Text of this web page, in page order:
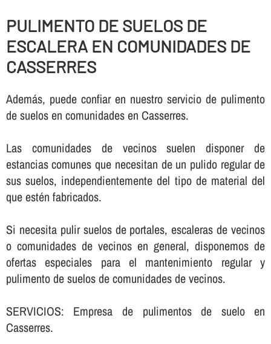
PULIMENTO DE SUELOS DE
ESCALERA EN COMUNIDADES DE
CASSERRES
Además, puede confiar en nuestro servicio de pulimento
de suelos en comunidades en Casserres.
Las comunidades de vecinos suelen disponer de
estancias comunes que necesitan de un pulido regular de
sus suelos, independientemente del tipo de material del
que estén fabricados.
Si necesita pulir suelos de portales, escaleras de vecinos
o comunidades de vecinos en general, disponemos de
ofertas especiales para el mantenimiento regular y
pulimento de suelos de comunidades de vecinos.
SERVICIOS: Empresa de pulimentos de suelo en
Casserres.